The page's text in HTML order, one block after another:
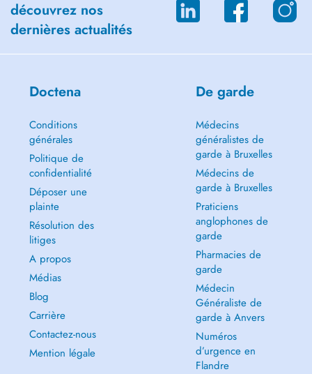
découvrez nos
dernières actualités
Doctena
Conditions
générales
Politique de
confidentialité
Déposer une
plainte
Résolution des
litiges
A propos
Médias
Blog
Carrière
Contactez-nous
Mention légale
De garde
Médecins
généralistes de
garde à Bruxelles
Médecins de
garde à Bruxelles
Praticiens
anglophones de
garde
Pharmacies de
garde
Médecin
Généraliste de
garde à Anvers
Numéros
d’urgence en
Flandre